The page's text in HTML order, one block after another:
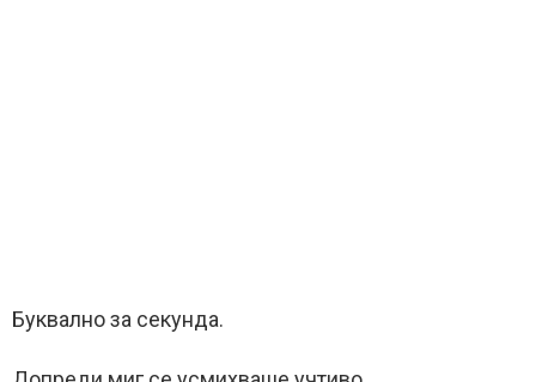
Буквално за секунда.